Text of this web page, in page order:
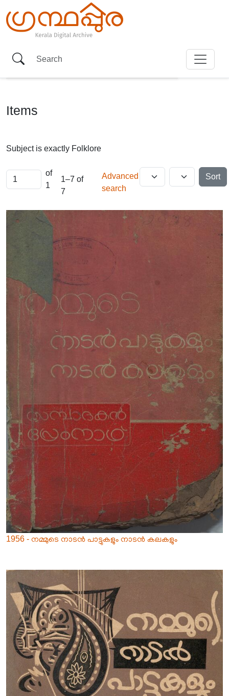
Items
Subject is exactly Folklore
of
1
1–7 of
7
Advanced
search
Sort
1956 - നമ്മുടെ നാടൻ പാട്ടുകളും നാടൻ കലകളും